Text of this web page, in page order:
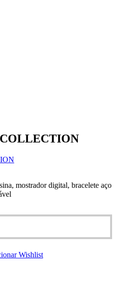
mostrador digital, bracelete aço
Wishlist